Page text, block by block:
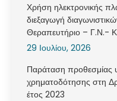
Χρήση ηλεκτρονικής
διεξαγωγή
Θεραπευτήριο – Γ.Ν.-
29 Ιουλίου, 2026
Παράταση προθεσμίας
χρηματοδότησης στη
έτος 2023